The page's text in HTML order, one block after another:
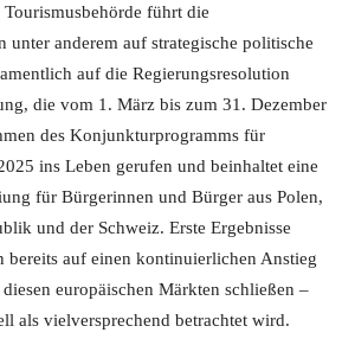
führt die
unter anderem auf strategische politische
auf die Regierungsresolution
die vom 1. März bis zum 31. Dezember
des Konjunkturprogramms für
ins Leben gerufen und beinhaltet eine
für Bürgerinnen und Bürger aus Polen,
und der Schweiz. Erste Ergebnisse
bereits auf einen kontinuierlichen Anstieg
europäischen Märkten schließen –
als vielversprechend betrachtet wird.